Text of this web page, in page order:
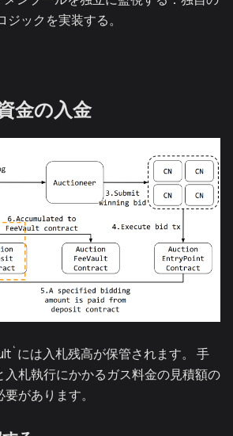
ジックを実装する。
金の入金
には入札残高が保管されます。 手
入札執行にかかるガス料金の見積額の
があります。